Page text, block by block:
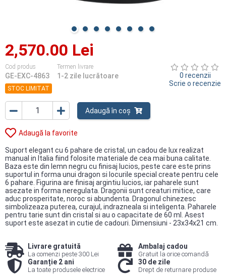
2,570.00 Lei
Cod produs
GE-EXC-4863
Termen livrare
1-2 zile lucrătoare
STOC LIMITAT
0 recenzii
Scrie o recenzie
Adaugă în coș
Adaugă la favorite
Suport elegant cu 6 pahare de cristal, un cadou de lux realizat
manual in Italia fiind folosite materiale de cea mai buna calitate.
Baza este din lemn negru cu finisaj lucios, peste care este prins
suportul in forma unui dragon si locurile special create pentru cele
6 pahare. Figurina are finisaj argintiu lucios, iar paharele sunt
asezate in forma neregulata. Dragonii sunt creaturi mitice, care
aduc prosperitate, noroc si abundenta. Dragonul chinezesc
simbolizeaza puterea, curajul, indrazneala si inteligenta. Paharele
pentru tarie sunt din cristal si au o capacitate de 60 ml. Asest
suport este asezat in cutie de cadouri. Dimensiuni - 23x34x21 cm.
Livrare gratuită
La comenzi peste 300 Lei
Ambalaj cadou
Gratuit la orice comandă
Garanție 2 ani
La toate produsele electrice
30 de zile
Drept de returnare produse